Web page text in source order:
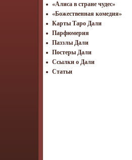
«Алиса в стране чудес»
«Божественная комедия»
Карты Таро Дали
Парфюмерия
Паззлы Дали
Постеры Дали
Ссылки о Дали
Статьи